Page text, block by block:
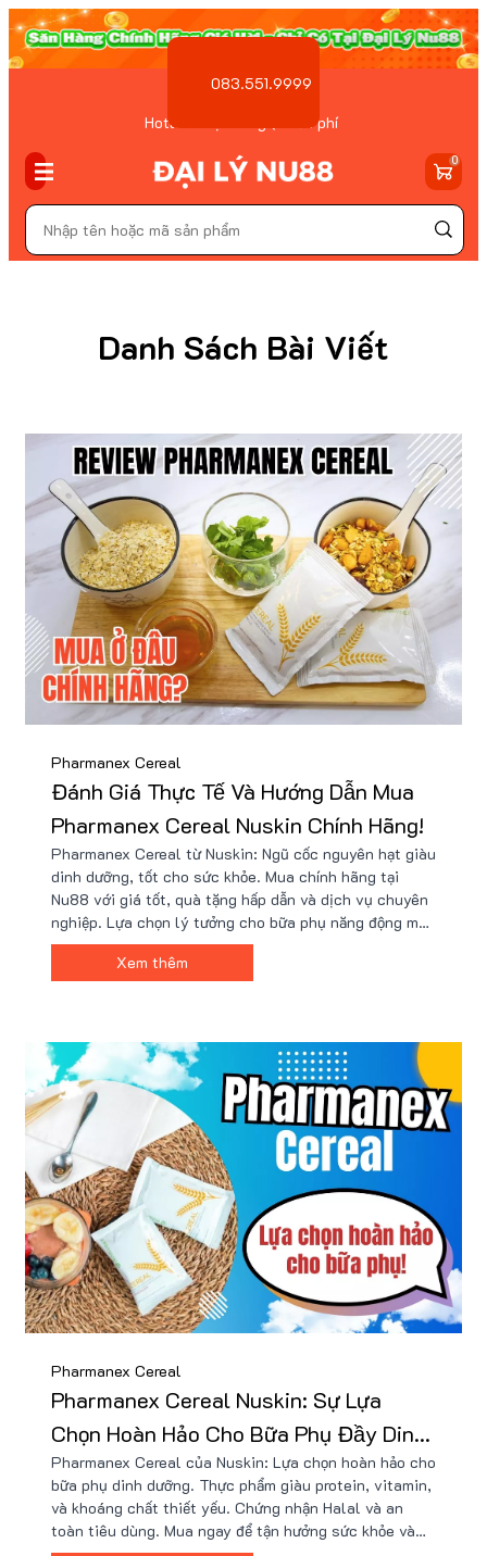
Hotline Đặt hàng ( Miễn phí
083.551.9999
0
Danh Sách Bài Viết
Pharmanex Cereal
Đánh Giá Thực Tế Và Hướng Dẫn Mua
Pharmanex Cereal Nuskin Chính Hãng!
Pharmanex Cereal từ Nuskin: Ngũ cốc nguyên hạt giàu
dinh dưỡng, tốt cho sức khỏe. Mua chính hãng tại
Nu88 với giá tốt, quà tặng hấp dẫn và dịch vụ chuyên
nghiệp. Lựa chọn lý tưởng cho bữa phụ năng động mỗi
ngày.
Xem thêm
Pharmanex Cereal
Pharmanex Cereal Nuskin: Sự Lựa
Chọn Hoàn Hảo Cho Bữa Phụ Đầy Dinh
Dưỡng!
Pharmanex Cereal của Nuskin: Lựa chọn hoàn hảo cho
bữa phụ dinh dưỡng. Thực phẩm giàu protein, vitamin,
và khoáng chất thiết yếu. Chứng nhận Halal và an
toàn tiêu dùng. Mua ngay để tận hưởng sức khỏe và